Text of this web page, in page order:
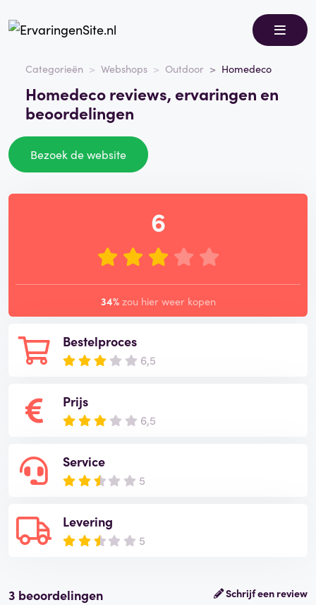
Categorieën Webshops Outdoor Homedeco
Homedeco reviews, ervaringen en
beoordelingen
Bezoek de website
Bestelproces
6,5
Prijs
6,5
Service
5
Levering
5
6
34% zou hier weer kopen
3 beoordelingen Schrijf een review